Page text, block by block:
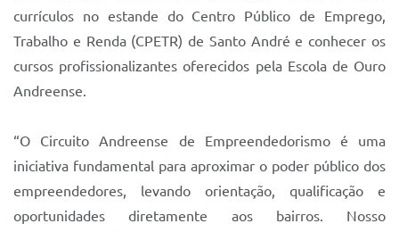
currículos no estande do Centro Público de Emprego,
Trabalho e Renda (CPETR) de Santo André e conhecer os
cursos profissionalizantes oferecidos pela Escola de Ouro
Andreense.
“O Circuito Andreense de Empreendedorismo é uma
iniciativa fundamental para aproximar o poder público dos
empreendedores, levando orientação, qualificação e
oportunidades diretamente aos bairros. Nosso